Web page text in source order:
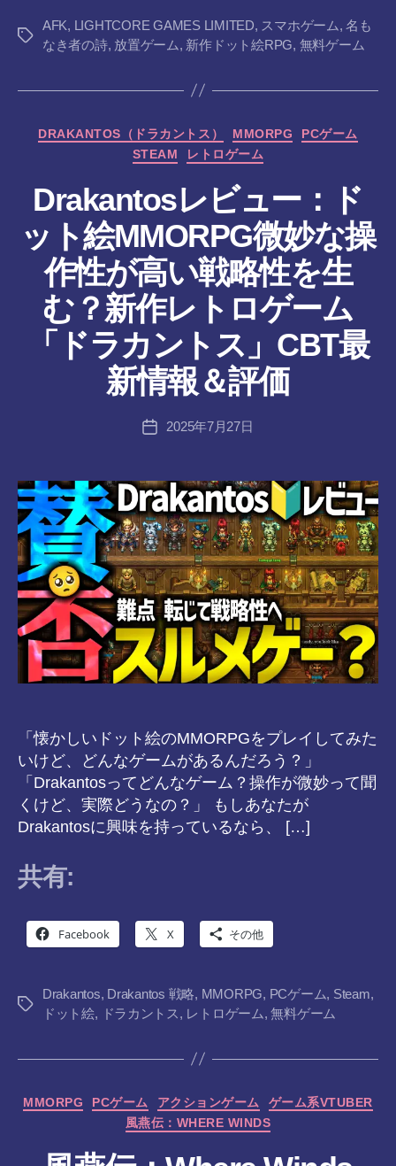
タ
AFK, LIGHTCORE GAMES LIMITED, スマホゲーム,名も
なき者の詩, 放置ゲーム, 新作ドット絵RPG, 無料ゲーム
カ
テ
ゴ
ー
DRAKANTOS（ドラカントス） MMORPG
PCゲーム
STEAM
レトロゲーム
Drakantosレビュー：ド
ット絵MMORPG微妙な操
作性が高い戦略性を生
む？新作レトロゲーム
「ドラカントス」CBT最
新情報＆評価
投
稿
成
者
:
a
8-
vr
投
2025年7月27日
「懐かしいドット絵のMMORPGをプレイしてみた
いけど、どんなゲームがあるんだろう？」
「Drakantosってどんなゲーム？操作が微妙って聞
くけど、実際どうなの？」 もしあなたが
Drakantosに興味を持っているなら、 […]
共有:
Facebook X その他
タ
Drakantos, Drakantos 戦略, MMORPG, PCゲーム, Steam,
ドット絵, ドラカントス , レトロゲーム,無料ゲーム
カ
テ
ゴ
リ
MMORPG PCゲーム アクションゲーム
ゲーム系VTUBER
風燕伝：WHERE WINDS